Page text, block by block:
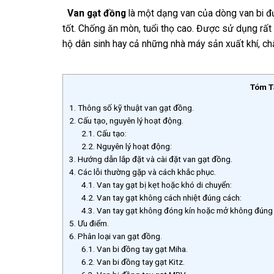
Van gạt đồng là một dạng van của dòng van bi
tốt. Chống ăn mòn, tuổi thọ cao. Được sử dụng
hộ dân sinh hay cả những nhà máy sản xuất khí,
Tóm
1. Thông số kỹ thuật van gạt đồng.
2. Cấu tạo, nguyên lý hoạt động.
2.1. Cấu tạo:
2.2. Nguyên lý hoạt động:
3. Hướng dẫn lắp đặt và cài đặt van gạt đồng.
4. Các lỗi thường gặp và cách khắc phục.
4.1. Van tay gạt bị kẹt hoặc khó di chuyển:
4.2. Van tay gạt không cách nhiệt đúng cách:
4.3. Van tay gạt không đóng kín hoặc mở không
5. Ưu điểm.
6. Phân loại van gạt đồng.
6.1. Van bi đồng tay gạt Miha.
6.2. Van bi đồng tay gạt Kitz.